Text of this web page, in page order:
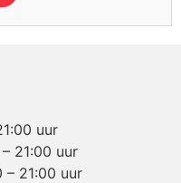
uur
21:00 uur
– 21:00 uur